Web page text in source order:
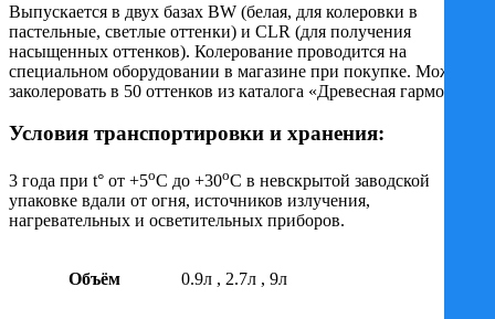
Выпускается в двух базах BW (белая, для колеровки в
пастельные, светлые оттенки) и CLR (для получения
насыщенных оттенков). Колерование проводится на
специальном оборудовании в магазине при покупке. Можно
заколеровать в 50 оттенков из каталога «Древесная гармония».
Условия транспортировки и хранения:
3 года при t° от +5oC до +30oC в невскрытой заводской
упаковке вдали от огня, источников излучения,
нагревательных и осветительных приборов.
Объём 0.9л , 2.7л , 9л